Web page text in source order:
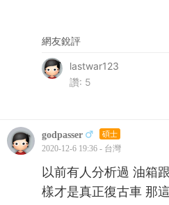
網友銳評
lastwar123
讚: 5
godpasser 碩士
2020-12-6 19:36 - 台灣
以前有人分析過 油箱
樣才是真正復古車 那